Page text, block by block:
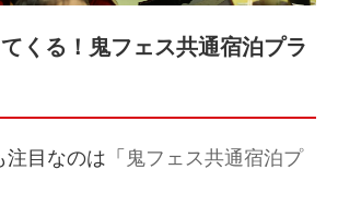
くる！鬼フェス共通宿泊プラ
目なのは「 鬼フェス共通宿泊プ